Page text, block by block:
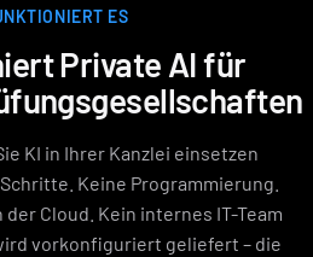
ES
Private AI für
KI in Ihrer Kanzlei einsetzen
Keine Programmierung.
Cloud. Kein internes IT-Team
vorkonfiguriert geliefert – die